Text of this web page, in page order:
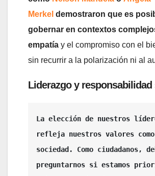
Merkel demostraron que es
gobernar en contextos
empatía y el compromiso con el
sin recurrir a la polarización ni al
Liderazgo y responsabilidad
La elección de nuestros
refleja nuestros valores como
sociedad. Como ciudadanos,
preguntarnos si estamos